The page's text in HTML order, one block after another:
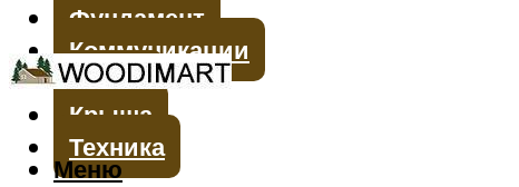
Фундамент
Коммуникации
Стены
Крыша
Техника
Меню